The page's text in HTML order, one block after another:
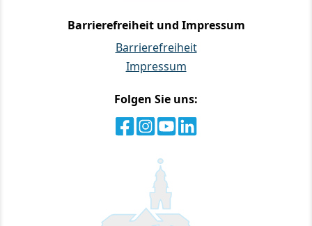
Barrierefreiheit und Impressum
Barrierefreiheit
Impressum
Folgen Sie uns: